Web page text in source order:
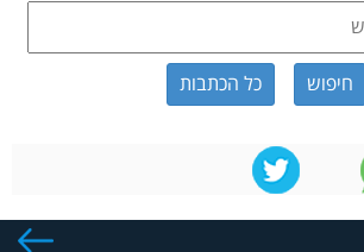
כל הכתבות